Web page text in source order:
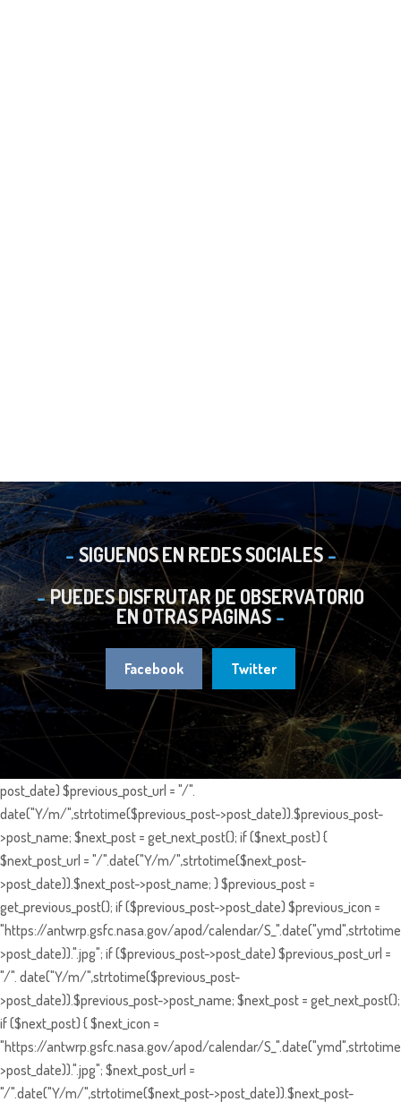
SIGUENOS EN REDES SOCIALES
PUEDES DISFRUTAR DE OBSERVATORIO
EN OTRAS PÁGINAS
Facebook Twitter
post_date) $previous_post_url = "/".
date("Y/m/",strtotime($previous_post->post_date)).$previous_post-
>post_name; $next_post = get_next_post(); if ($next_post) {
$next_post_url = "/".date("Y/m/",strtotime($next_post-
>post_date)).$next_post->post_name; } $previous_post =
get_previous_post(); if ($previous_post->post_date) $previous_icon =
"https://antwrp.gsfc.nasa.gov/apod/calendar/
>post_date)).".jpg"; if ($previous_post->post_date) $previous_post_url =
"/". date("Y/m/",strtotime($previous_post-
>post_date)).$previous_post->post_name; $next_post = get_next_post();
if ($next_post) { $next_icon =
"https://antwrp.gsfc.nasa.gov/apod/calendar/
>post_date)).".jpg"; $next_post_url =
"/".date("Y/m/",strtotime($next_post->post_date)).$next_post-